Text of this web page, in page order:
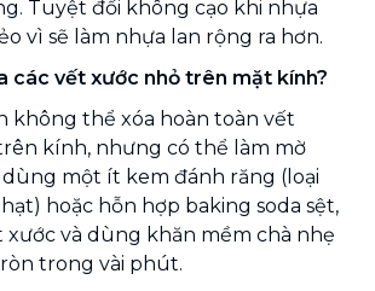
Tuyệt đối không cạo khi nhựa
vì sẽ làm nhựa lan rộng ra hơn.
các vết xước nhỏ trên mặt kính?
không thể xóa hoàn toàn vết
kính, nhưng có thể làm mờ
một ít kem đánh răng (loại
hoặc hỗn hợp baking soda sệt,
xước và dùng khăn mềm chà nhẹ
trong vài phút.